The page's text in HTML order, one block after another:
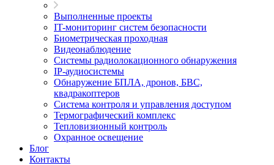
Выполненные проекты
IT-мониторинг систем безопасности
Биометрическая проходная
Видеонаблюдение
Системы радиолокационного обнаружения
IP-аудиосистемы
Обнаружение БПЛА, дронов, БВС,
квадракоптеров
Система контроля и управления доступом
Термографический комплекс
Тепловизионный контроль
Охранное освещение
Блог
Контакты